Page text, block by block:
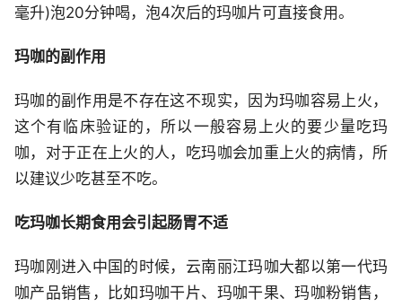
毫升)泡20分钟喝，泡4次后的玛咖片可直接食用。
玛咖的副作用
玛咖的副作用是不存在这不现实，因为玛咖容易上火，
这个有临床验证的，所以一般容易上火的要少量吃玛
咖，对于正在上火的人，吃玛咖会加重上火的病情，所
以建议少吃甚至不吃。
吃玛咖长期食用会引起肠胃不适
玛咖刚进入中国的时候，云南丽江玛咖大都以第一代玛
咖产品销售，比如玛咖干片、玛咖干果、玛咖粉销售，